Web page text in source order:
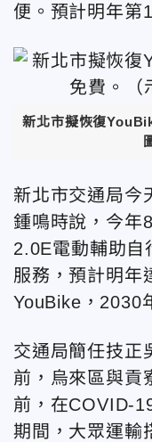
便。預計明年第
新北市擬恢復
新北市交通局今
鍾鳴時說，今年
2.0E電動輔助自
服務，預計明年
YouBike，2030
交通局簡任技正
前，烏來區與貢
前，在COVID-
期間，大眾運輸